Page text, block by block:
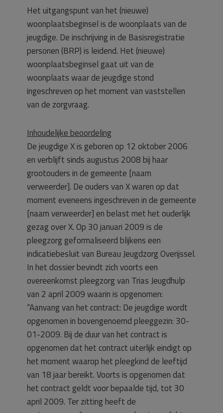
Het uitgangspunt van het (nieuwe)
woonplaatsbeginsel is de woonplaats van de
jeugdige. De inschrijving in de Basisregistratie
personen (BRP) is leidend. Het (nieuwe)
woonplaatsbeginsel gaat uit van de
woonplaats waar de jeugdige stond
ingeschreven op het moment van vaststellen
van de zorgvraag.
Inhoudelijke beoordeling
De jeugdige X is geboren op 12 oktober 2006
en verblijft sinds augustus 2008 bij haar
grootouders in de gemeente [naam
verweerder]. De ouders van X waren op dat
moment eveneens ingeschreven in de gemeente
[naam verweerder] en belast met het ouderlijk
gezag over X. Op 30 januari 2009 is de
pleegzorg geformaliseerd blijkens een
indicatiebesluit van Bureau Jeugdzorg Overijssel.
In het dossier bevindt zich voorts een
overeenkomst pleegzorg van Trias Jeugdhulp
van 2 april 2009 waarin is opgenomen:
“Aanvang van het contract: De jeugdige wordt
opgenomen in bovengenoemd pleeggezin: 30-
01-2009. Bij de duur van het contract is
opgenomen dat het contract uiterlijk eindigt op
het moment waarop het pleegkind de leeftijd
van 18 jaar bereikt. Voorts is opgenomen dat
het contract geldt voor bepaalde tijd, tot 30
april 2009. Ter zitting heeft de